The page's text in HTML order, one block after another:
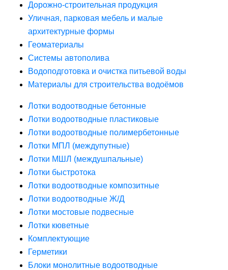
Дорожно-строительная продукция
Уличная, парковая мебель и малые
архитектурные формы
Геоматериалы
Системы автополива
Водоподготовка и очистка питьевой воды
Материалы для строительства водоёмов
Лотки водоотводные бетонные
Лотки водоотводные пластиковые
Лотки водоотводные полимербетонные
Лотки МПЛ (междупутные)
Лотки МШЛ (междушпальные)
Лотки быстротока
Лотки водоотводные композитные
Лотки водоотводные Ж/Д
Лотки мостовые подвесные
Лотки кюветные
Комплектующие
Герметики
Блоки монолитные водоотводные